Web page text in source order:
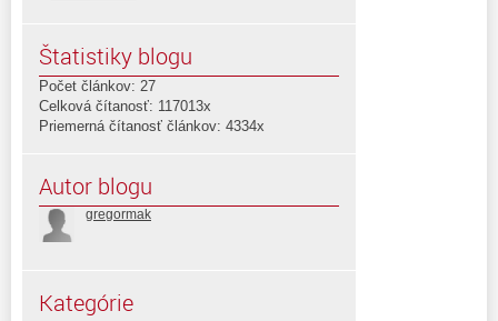
Štatistiky blogu
Počet článkov: 27
Celková čítanosť: 117013x
Priemerná čítanosť článkov: 4334x
Autor blogu
gregormak
Kategórie